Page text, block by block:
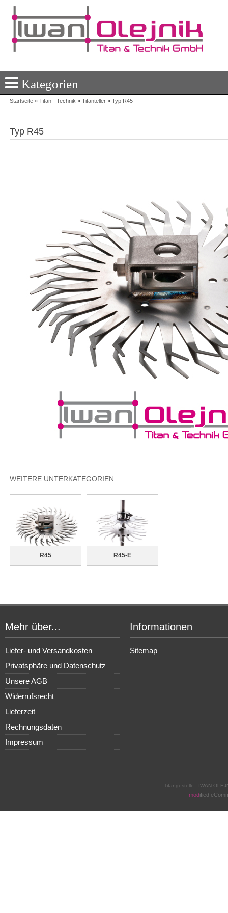
Kategorien
Startseite »Titan - Technik »Titanteller »Typ R45
Typ R45
WEITERE UNTERKATEGORIEN:
R45 R45-E
Mehr über...
Liefer- und Versandkosten
Privatsphäre und Datenschutz
Unsere AGB
Widerrufsrecht
Lieferzeit
Rechnungsdaten
Impressum
Informationen
Sitemap
Titangestelle - IWAN
modified